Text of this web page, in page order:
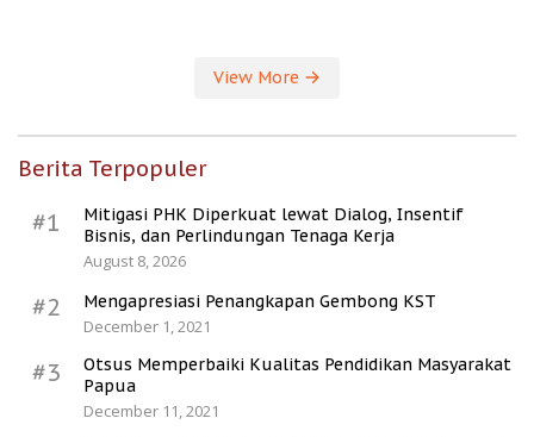
View More
Berita Terpopuler
#1
Mitigasi PHK Diperkuat lewat Dialog, Insentif
Bisnis, dan Perlindungan Tenaga Kerja
August 8, 2026
#2
Mengapresiasi Penangkapan Gembong KST
December 1, 2021
#3
Otsus Memperbaiki Kualitas Pendidikan Masyarakat
Papua
December 11, 2021